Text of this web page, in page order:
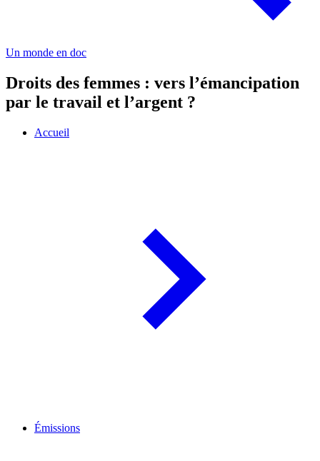
Un monde en doc
Droits des femmes : vers l’émancipation
par le travail et l’argent ?
Accueil
Émissions